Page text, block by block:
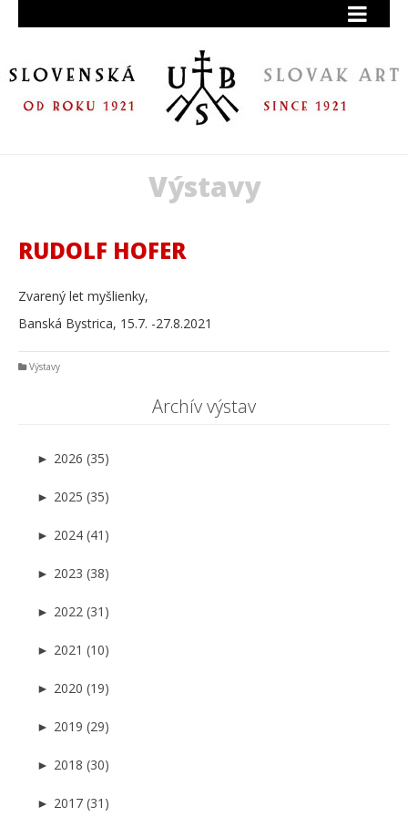
Výstavy
RUDOLF HOFER
Zvarený let myšlienky,
Banská Bystrica, 15.7. -27.8.2021
Výstavy
Archív výstav
► 2026 (35)
► 2025 (35)
► 2024 (41)
► 2023 (38)
► 2022 (31)
► 2021 (10)
► 2020 (19)
► 2019 (29)
► 2018 (30)
► 2017 (31)